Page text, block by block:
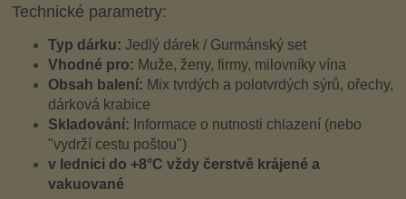
Technické parametry:
Typ dárku:Jedlý dárek / Gurmánský set
Vhodné pro: Muže, ženy, firmy, milovníky vína
Obsah balení: Mix tvrdých a polotvrdých sýrů, ořechy,
dárková krabice
Skladování: Informace o nutnosti chlazení (nebo
"vydrží cestu poštou")
v lednici do +8°C vždy čerstvě krájené a
vakuované